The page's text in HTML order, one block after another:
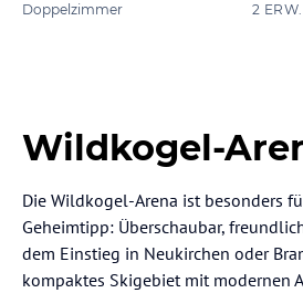
Doppelzimmer
2
Wildkogel-
Die Wildkogel-Arena ist besonders
Geheimtipp: Überschaubar,
dem Einstieg in Neukirchen oder
kompaktes Skigebiet mit modernen